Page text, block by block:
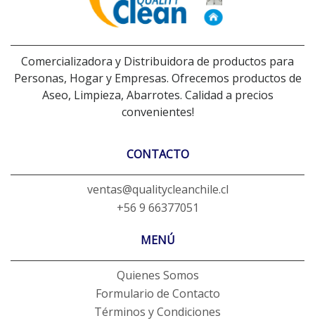
Comercializadora y Distribuidora de productos para
Personas, Hogar y Empresas. Ofrecemos productos de
Aseo, Limpieza, Abarrotes. Calidad a precios
convenientes!
CONTACTO
ventas@qualitycleanchile.cl
+56 9 66377051
MENÚ
Quienes Somos
Formulario de Contacto
Términos y Condiciones